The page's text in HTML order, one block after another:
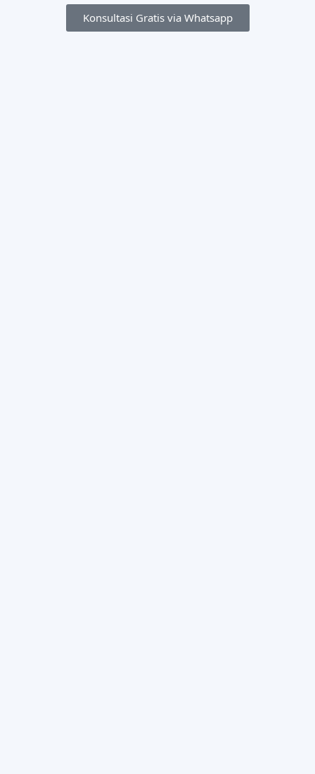
Konsultasi Gratis via Whatsapp